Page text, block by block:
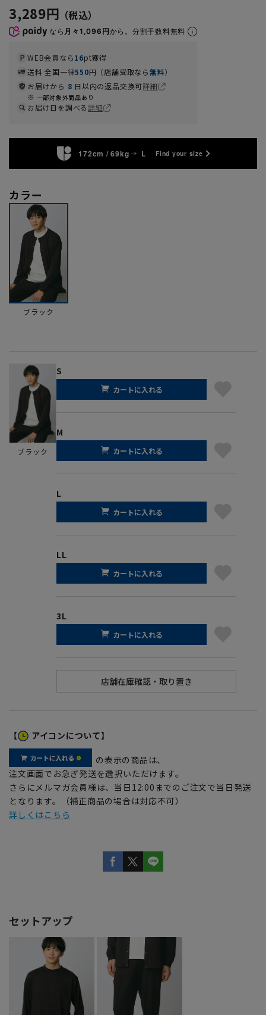
3,289円
なら 月々1,096円から。分割手数料無料
WEB会員なら16pt獲得
送料 全国一律550円（店舗受取なら無料）
お届けから 8 日以内の返品交換可詳細
一部対象外商品あり
お届け日を調べる詳細
172cm / 69kg L Find your size
カラー
ブラック
ブラック
S
カートに入れる
M
カートに入れる
L
カートに入れる
LL
カートに入れる
3L
カートに入れる
【 アイコンについて】
の表示の商品は、
注文画面でお急ぎ発送を選択いただけます。
さらにメルマガ会員様は、当日12:00までのご注文で当日発送
となります。（補正商品の場合は対応不可）
詳しくはこちら